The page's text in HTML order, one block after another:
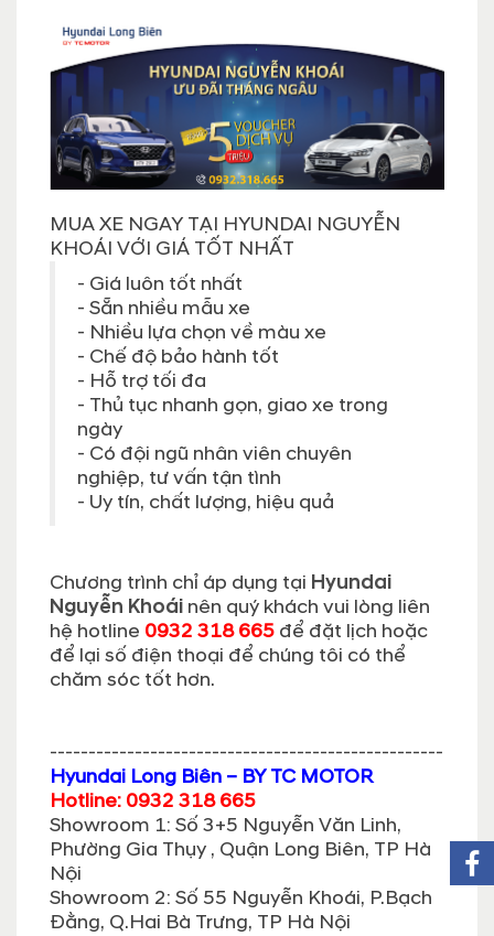
MUA XE NGAY TẠI HYUNDAI NGUYỄN
KHOÁI VỚI GIÁ TỐT NHẤT
- Giá luôn tốt nhất
- Sẵn nhiều mẫu xe
- Nhiều lựa chọn về màu xe
- Chế độ bảo hành tốt
- Hỗ trợ tối đa
- Thủ tục nhanh gọn, giao xe trong
ngày
- Có đội ngũ nhân viên chuyên
nghiệp, tư vấn tận tình
- Uy tín, chất lượng, hiệu quả
Chương trình chỉ áp dụng tại Hyundai
Nguyễn Khoái nên quý khách vui lòng liên
hệ hotline 0932 318 665 để đặt lịch hoặc
để lại số điện thoại để chúng tôi có thể
chăm sóc tốt hơn.
---------------------------------------------------
Hyundai Long Biên – BY TC MOTOR
Hotline: 0932 318 665
Showroom 1: Số 3+5 Nguyễn Văn Linh,
Phường Gia Thụy , Quận Long Biên, TP Hà
Nội
Showroom 2: Số 55 Nguyễn Khoái, P.Bạch
Đằng, Q.Hai Bà Trưng, TP Hà Nội